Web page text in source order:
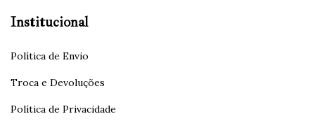
Institucional
Política de Envio
Troca e Devoluções
Política de Privacidade